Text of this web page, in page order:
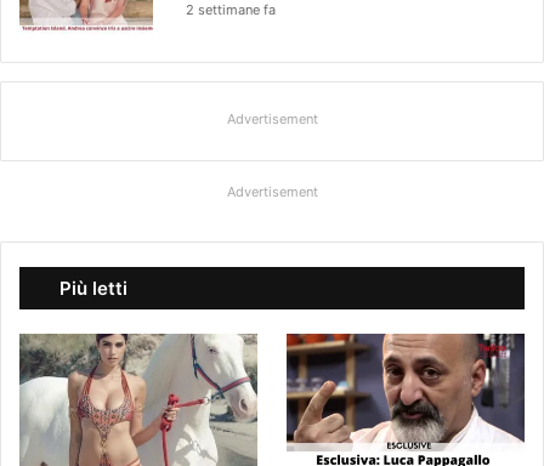
2 settimane fa
Advertisement
Advertisement
Più letti